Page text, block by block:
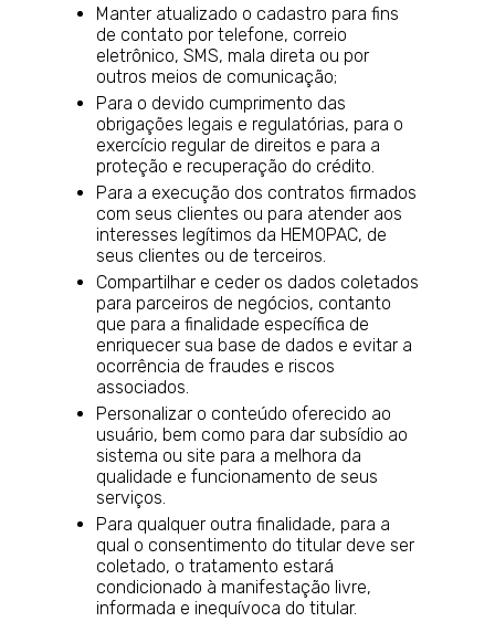
Manter atualizado o cadastro para fins
de contato por telefone, correio
eletrônico, SMS, mala direta ou por
outros meios de comunicação;
Para o devido cumprimento das
obrigações legais e regulatórias, para o
exercício regular de direitos e para a
proteção e recuperação do crédito.
Para a execução dos contratos firmados
com seus clientes ou para atender aos
interesses legítimos da HEMOPAC, de
seus clientes ou de terceiros.
Compartilhar e ceder os dados coletados
para parceiros de negócios, contanto
que para a finalidade específica de
enriquecer sua base de dados e evitar a
ocorrência de fraudes e riscos
associados.
Personalizar o conteúdo oferecido ao
usuário, bem como para dar subsídio ao
sistema ou site para a melhora da
qualidade e funcionamento de seus
serviços.
Para qualquer outra finalidade, para a
qual o consentimento do titular deve ser
coletado, o tratamento estará
condicionado à manifestação livre,
informada e inequívoca do titular.